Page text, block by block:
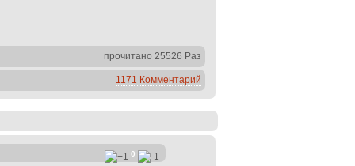
прочитано 25526 Раз
1171 Комментарий
0